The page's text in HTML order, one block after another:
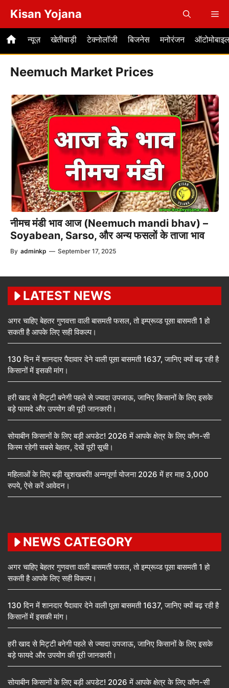
content
Kisan Yojana
न्यूज़ खेतीबाड़ी टेक्नोलॉजी बिजनेस मनोरंजन
Neemuch Market Prices
नीमच मंडी भाव आज (Neemuch mandi bhav) –
Soyabean, Sarso, और अन्य फसलों के ताजा भाव
By adminkp — September 17, 2025
LATEST NEWS
अगर चाहिए बेहतर गुणवत्ता वाली बासमती फसल, तो इम्प्रूव्ड पूसा बासमती 1 हो
सकती है आपके लिए सही विकल्प।
130 दिन में शानदार पैदावार देने वाली पूसा बासमती 1637, जानिए क्यों बढ़ रही है
किसानों में इसकी मांग।
हरी खाद से मिट्टी बनेगी पहले से ज्यादा उपजाऊ, जानिए किसानों के लिए इसके
बड़े फायदे और उपयोग की पूरी जानकारी।
सोयाबीन किसानों के लिए बड़ी अपडेट! 2026 में आपके क्षेत्र के लिए कौन-सी
किस्म रहेगी सबसे बेहतर, देखें पूरी सूची।
महिलाओं के लिए बड़ी खुशखबरी! अन्नपूर्णा योजना 2026 में हर माह 3,000
रुपये, ऐसे करें आवेदन।
NEWS CATEGORY
अगर चाहिए बेहतर गुणवत्ता वाली बासमती फसल, तो इम्प्रूव्ड पूसा बासमती 1 हो
सकती है आपके लिए सही विकल्प।
130 दिन में शानदार पैदावार देने वाली पूसा बासमती 1637, जानिए क्यों बढ़ रही है
किसानों में इसकी मांग।
हरी खाद से मिट्टी बनेगी पहले से ज्यादा उपजाऊ, जानिए किसानों के लिए इसके
बड़े फायदे और उपयोग की पूरी जानकारी।
सोयाबीन किसानों के लिए बड़ी अपडेट! 2026 में आपके क्षेत्र के लिए कौन-सी